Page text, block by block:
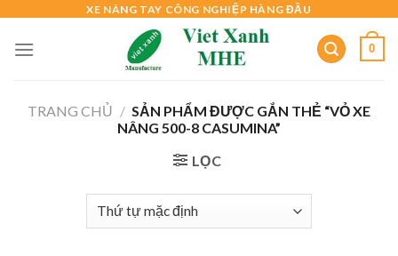
content
XE NÂNG TAY CÔNG NGHIỆP HÀNG ĐẦU
0
TRANG CHỦ / SẢN PHẨM ĐƯỢC GẮN THẺ “VỎ XE
NÂNG 500-8 CASUMINA”
LỌC